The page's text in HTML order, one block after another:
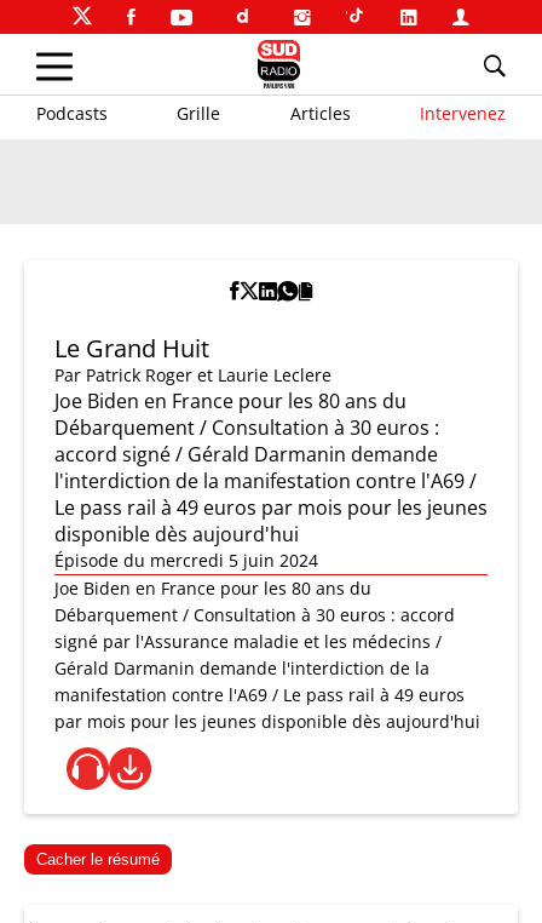
Podcasts Grille Articles Intervenez
Le Grand Huit
Par Patrick Roger et Laurie Leclere
Joe Biden en France pour les 80 ans du
Débarquement / Consultation à 30 euros :
accord signé / Gérald Darmanin demande
l'interdiction de la manifestation contre l'A69 /
Le pass rail à 49 euros par mois pour les jeunes
disponible dès aujourd'hui
Épisode du mercredi 5 juin 2024
Joe Biden en France pour les 80 ans du
Débarquement / Consultation à 30 euros : accord
signé par l'Assurance maladie et les médecins /
Gérald Darmanin demande l'interdiction de la
manifestation contre l'A69 / Le pass rail à 49 euros
par mois pour les jeunes disponible dès aujourd'hui
Cacher le résumé